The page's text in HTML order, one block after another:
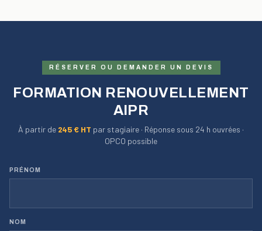
RÉSERVER OU DEMANDER UN DEVIS
FORMATION RENOUVELLEMENT
AIPR
À partir de 245€ HT par stagiaire · Réponse sous 24 h ouvrées ·
OPCO possible
PRÉNOM
NOM